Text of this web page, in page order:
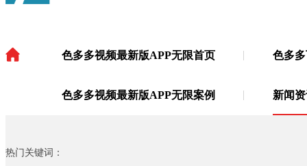
色多多视频最新版APP无限首页 色多
色多多视频最新版APP无限案例 新闻
热门关键词：